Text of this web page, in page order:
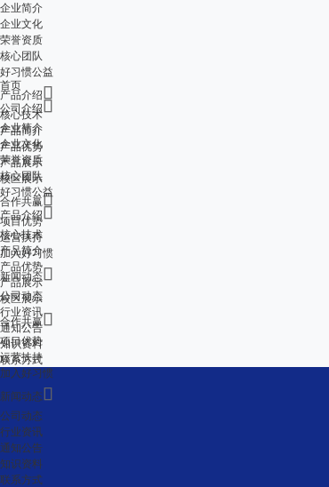
企业简介
企业文化
荣誉资质
核心团队
好习惯公益
产品介绍
核心技术
产品简介
产品优势
产品展示
校区展示
合作共赢
项目优势
运营扶持
加入好习惯
新闻动态
公司动态
行业资讯
通知公告
知识资料
联系方式
首页
公司介绍
企业简介
企业文化
荣誉资质
核心团队
好习惯公益
产品介绍
核心技术
产品简介
产品优势
产品展示
校区展示
合作共赢
项目优势
运营扶持
加入好习惯
新闻动态
公司动态
行业资讯
通知公告
知识资料
联系方式